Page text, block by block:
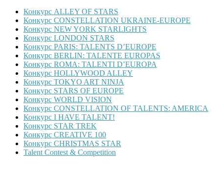
Конкурс ALLEY OF STARS
Конкурс CONSTELLATION UKRAINE-EUROPE
Конкурс NEW YORK STARLIGHTS
Конкурс LONDON STARS
Конкурс PARIS: TALENTS D’EUROPE
Конкурс BERLIN: TALENTE EUROPAS
Конкурс ROMA: TALENTI D’EUROPA
Конкурс HOLLYWOOD ALLEY
Конкурс TOKYO ART NINJA
Конкурс STARS OF EUROPE
Конкурс WORLD VISION
Конкурс CONSTELLATION OF TALENTS: AMERICA
Конкурс I HAVE TALENT!
Конкурс STAR TREK
Конкурс CREATIVE 100
Конкурс CHRISTMAS STAR
Talent Contest & Competition